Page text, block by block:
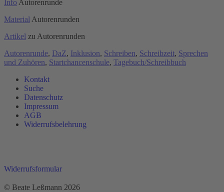
Akzeptieren
powered by
Management Platform
Info Autorenrunde
Material Autorenrunden
Artikel zu Autorenrunden
Autorenrunde, DaZ, Inklusion, Schreiben, Schreibzeit, Sprechen
und Zuhören, Startchancenschule, Tagebuch/Schreibbuch
Kontakt
Suche
Datenschutz
Impressum
AGB
Widerrufsbelehrung
Widerrufsformular
© Beate Leßmann 2026